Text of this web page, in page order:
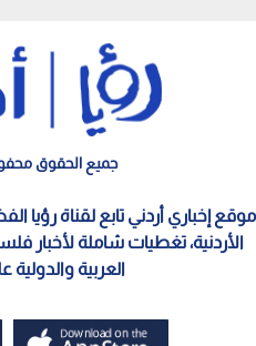
جميع الحقوق
موقع إخباري أردني تابع لقناة رؤيا
الأردنية، تغطيات شاملة لأخبار
العربية والدولية